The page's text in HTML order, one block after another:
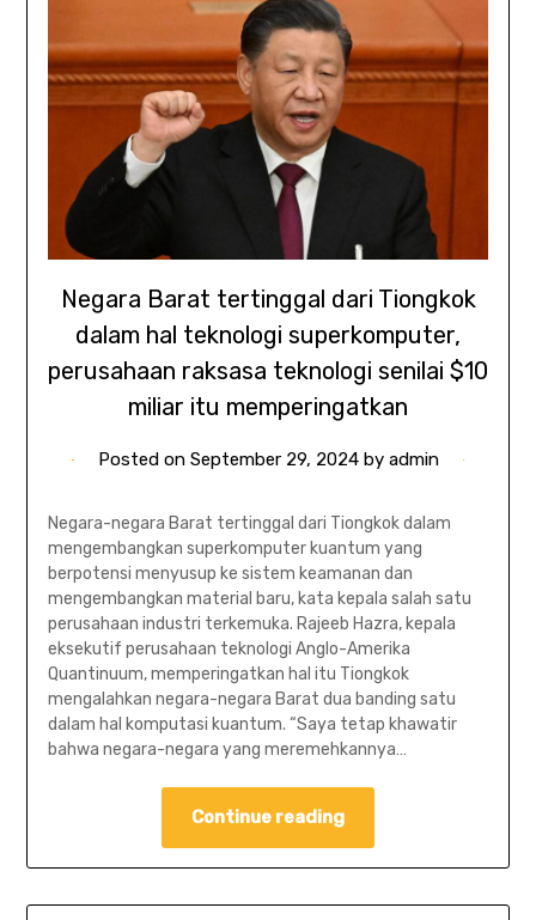
Negara Barat tertinggal dari Tiongkok
dalam hal teknologi superkomputer,
perusahaan raksasa teknologi senilai $10
miliar itu memperingatkan
Posted on September 29, 2024by admin
Negara-negara Barat tertinggal dari Tiongkok dalam
mengembangkan superkomputer kuantum yang
berpotensi menyusup ke sistem keamanan dan
mengembangkan material baru, kata kepala salah satu
perusahaan industri terkemuka. Rajeeb Hazra, kepala
eksekutif perusahaan teknologi Anglo-Amerika
Quantinuum, memperingatkan hal itu Tiongkok
mengalahkan negara-negara Barat dua banding satu
dalam hal komputasi kuantum. “Saya tetap khawatir
bahwa negara-negara yang meremehkannya…
Continue reading